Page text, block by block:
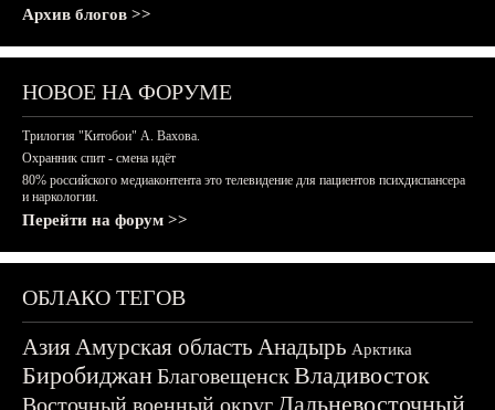
Архив блогов >>
НОВОЕ НА ФОРУМЕ
Трилогия "Китобои" А. Вахова.
Охранник спит - смена идёт
80% российского медиаконтента это телевидение для пациентов психдиспансера
и наркологии.
Перейти на форум >>
ОБЛАКО ТЕГОВ
АзияАмурская область Анадырь Арктика
БиробиджанБлаговещенскВладивосток
Восточный военный округДальневосточный